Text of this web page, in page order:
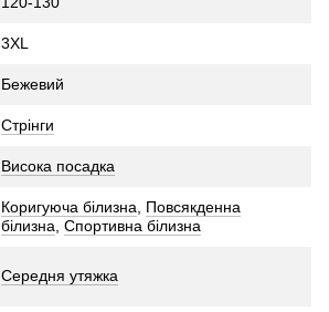
3XL
Бежевий
Стрінги
Висока посадка
Коригуюча білизна
Повсякденна
білизна Спортивна білизна
Середня утяжка